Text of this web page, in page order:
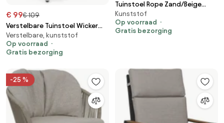
€ 99€ 109
Verstelbare Tuinstoel Wicker
Grijs-antraciet Domani
Furniture Beluga
Verstelbare, kunststof
Op voorraad
Gratis bezorging
Tuinstoel Rope Zand/Beige
Coco Viento
Kunststof
Op voorraad
Gratis bezorging
-25 %